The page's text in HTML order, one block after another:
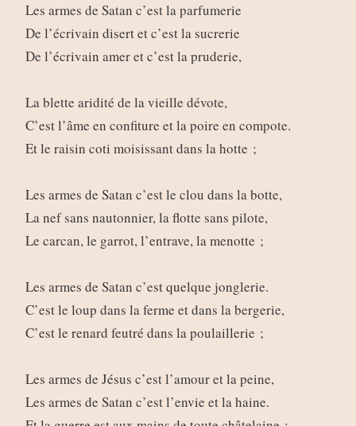
Les armes de Satan c’est la parfumerie
De l’écrivain disert et c’est la sucrerie
De l’écrivain amer et c’est la pruderie,
La blette aridité de la vieille dévote,
C’est l’âme en confiture et la poire en compote.
Et le raisin coti moisissant dans la hotte ;
Les armes de Satan c’est le clou dans la botte,
La nef sans nautonnier, la flotte sans pilote,
Le carcan, le garrot, l’entrave, la menotte ;
Les armes de Satan c’est quelque jonglerie.
C’est le loup dans la ferme et dans la bergerie,
C’est le renard feutré dans la poulaillerie ;
Les armes de Jésus c’est l’amour et la peine,
Les armes de Satan c’est l’envie et la haine.